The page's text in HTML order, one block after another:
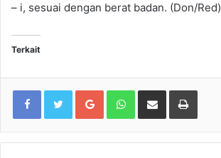
– i, sesuai dengan berat badan. (Don/Red)
Terkait
Google+WhatsApp
Share via Email Print